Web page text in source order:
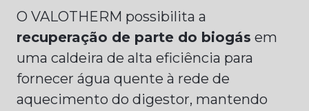
O VALOTHERM possibilita a
recuperação de parte do biogás em
uma caldeira de alta eficiência para
fornecer água quente à rede de
aquecimento do digestor, mantendo